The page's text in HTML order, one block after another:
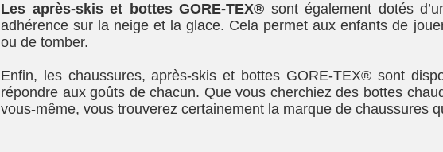
Les après-skis et bottes GORE-TEX® sont également dotés
adhérence sur la neige et la glace. Cela permet aux enfants de
ou de tomber.
Enfin, les chaussures, après-skis et bottes GORE-TEX® sont
répondre aux goûts de chacun. Que vous cherchiez des bottes
vous-même, vous trouverez certainement la marque de chaussures